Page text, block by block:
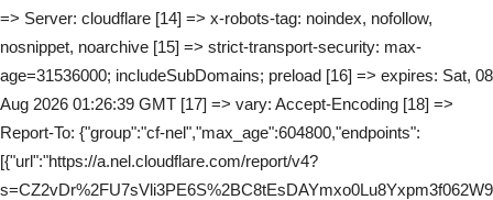
=> Server: cloudflare [14] => x-robots-tag: noindex, nofollow,
nosnippet, noarchive [15] => strict-transport-security: max-
age=31536000; includeSubDomains; preload [16] => expires: Sat, 08
Aug 2026 01:26:39 GMT [17] => vary: Accept-Encoding [18] =>
Report-To: {"group":"cf-nel","max_age":604800,"endpoints":
[{"url":"https://a.nel.cloudflare.com/report/v4?